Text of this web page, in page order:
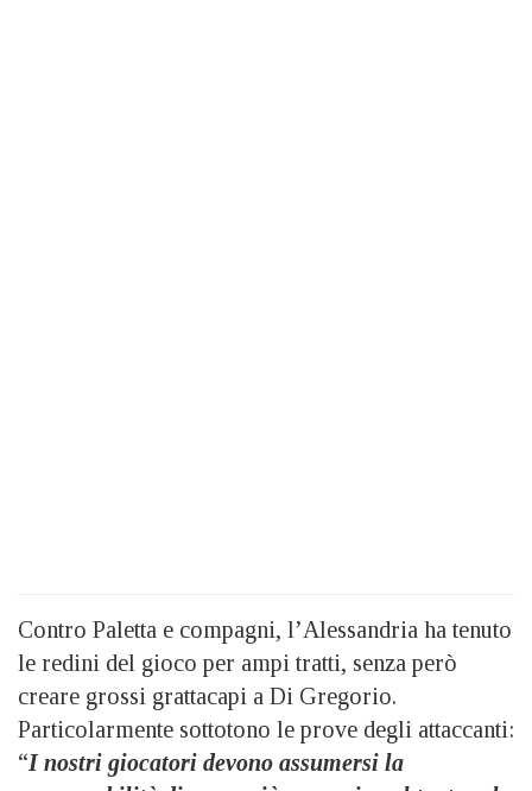
Contro Paletta e compagni, l’Alessandria ha tenuto
le redini del gioco per ampi tratti, senza però
creare grossi grattacapi a Di Gregorio.
Particolarmente sottotono le prove degli attaccanti:
“I nostri giocatori devono assumersi la